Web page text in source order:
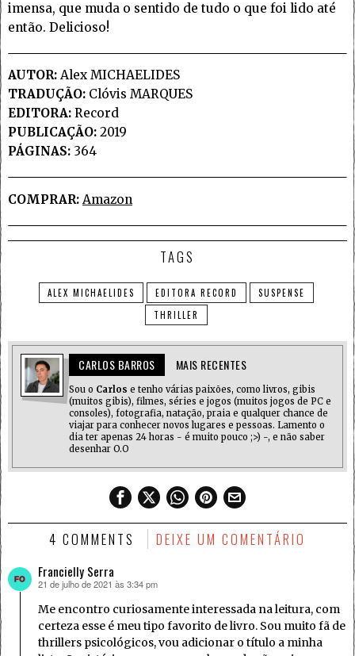
imensa, que muda o sentido de tudo o que foi lido até
então. Delicioso!
AUTOR: Alex MICHAELIDES
TRADUÇÃO: Clóvis MARQUES
EDITORA: Record
PUBLICAÇÃO: 2019
PÁGINAS: 364
COMPRAR: Amazon
TAGS
ALEX MICHAELIDES EDITORA RECORD
SUSPENSE
THRILLER
CARLOS BARROS MAIS RECENTES
Sou o Carlos e tenho várias paixões, como livros, gibis
(muitos gibis), filmes, séries e jogos (muitos jogos de PC e
consoles), fotografia, natação, praia e qualquer chance de
viajar para conhecer novos lugares e pessoas. Lamento o
dia ter apenas 24 horas - é muito pouco ;>) -, e não saber
desenhar O.O
4 COMMENTS DEIXE UM COMENTÁRIO
Francielly Serra
disse:
21 de julho de 2021 às 3:34 pm
Me encontro curiosamente interessada na leitura, com
certeza esse é meu tipo favorito de livro. Sou muito fã de
thrillers psicológicos, vou adicionar o título a minha